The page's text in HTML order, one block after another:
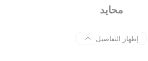
محايد
إظهار التفاصيل